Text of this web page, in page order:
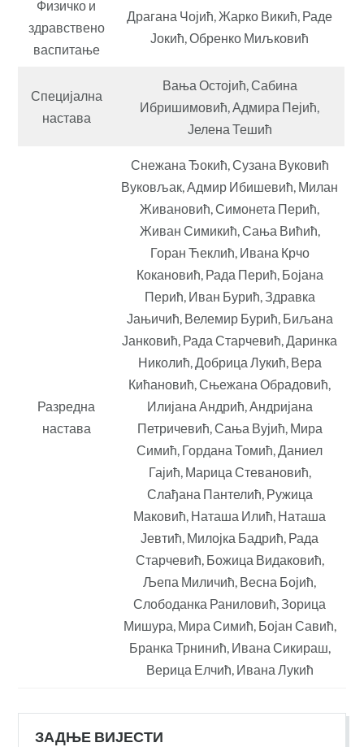
Физичко и
здравствено
васпитање
Драгана Чојић, Жарко Викић, Раде
Јокић, Обренко Миљковић
Специјална
настава
Вања Остојић, Сабина
Ибришимовић, Адмира Пејић,
Јелена Тешић
Разредна
настава
Снежана Ђокић, Сузана Вуковић
Вуковљак, Адмир Ибишевић, Милан
Живановић, Симонета Перић,
Живан Симикић, Сања Вићић,
Горан Ћеклић, Ивана Крчо
Кокановић, Рада Перић, Бојана
Перић, Иван Бурић, Здравка
Јањичић, Велемир Бурић, Биљана
Јанковић, Рада Старчевић, Даринка
Николић, Добрица Лукић, Вера
Кићановић, Сњежана Обрадовић,
Илијана Андрић, Андријана
Петричевић, Сања Вујић, Мира
Симић, Гордана Томић, Даниел
Гајић, Марица Стевановић,
Слађана Пантелић, Ружица
Маковић, Наташа Илић, Наташа
Јевтић, Милојка Бадрић, Рада
Старчевић, Божица Видаковић,
Љепа Миличић, Весна Бојић,
Слободанка Раниловић, Зорица
Мишура, Мира Симић, Бојан Савић,
Бранка Трнинић, Ивана Сикираш,
Верица Елчић, Ивана Лукић
ЗАДЊЕ ВИЈЕСТИ